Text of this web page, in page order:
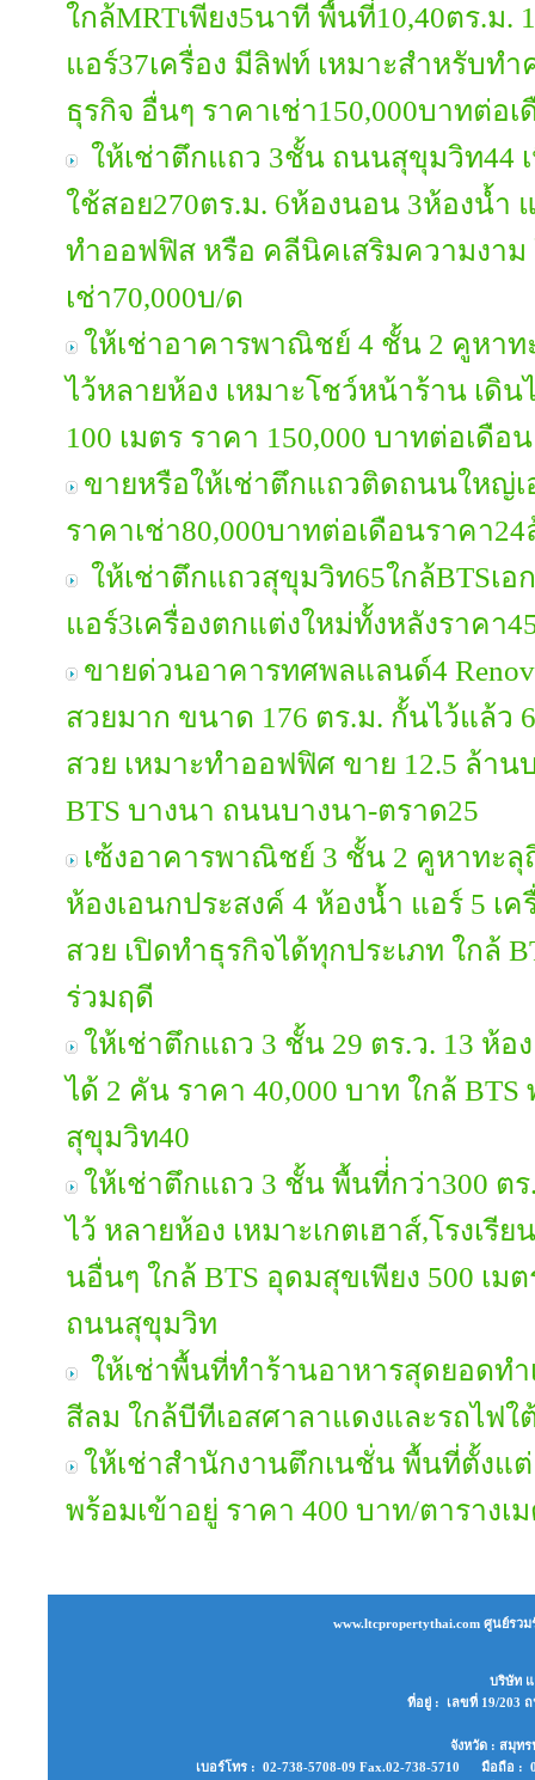
ใกล้MRTเพียง5นาที พื้นที่10,40ตร.ม.
แอร์37เครื่อง มีลิฟท์ เหมาะสำหรับท
ธุรกิจ อื่นๆ ราคาเช่า150,000บาทต่อเ
ให้เช่าตึกแถว 3ชั้น ถนนสุขุมวิท44
ใช้สอย270ตร.ม. 6ห้องนอน 3ห้องน้ำ
ทำออฟฟิส หรือ คลีนิคเสริมความงาม
เช่า70,000บ/ด
ให้เช่าอาคารพาณิชย์ 4 ชั้น 2 คูหา
ไว้หลายห้อง เหมาะโชว์หน้าร้าน เดิน
100 เมตร ราคา 150,000 บาทต่อเดื
ขายหรือให้เช่าตึกแถวติดถนนใหญ่
ราคาเช่า80,000บาทต่อเดือนราคา
ให้เช่าตึกแถวสุขุมวิท65ใกล้BTSเ
แอร์3เครื่องตกแต่งใหม่ทั้งหลังราคา
ขายด่วนอาคารทศพลแลนด์4
สวยมาก ขนาด 176 ตร.ม. กั้นไว้แล้ว
สวย เหมาะทำออฟฟิศ ขาย 12.5 ล้า
BTS บางนา ถนนบางนา-ตราด25
เซ้งอาคารพาณิชย์ 3 ชั้น 2 คูหาทะลุ
ห้องเอนกประสงค์ 4 ห้องน้ำ แอร์ 5 เ
สวย เปิดทำธุรกิจได้ทุกประเภท ใกล้
ร่วมฤดี
ให้เช่าตึกแถว 3 ชั้น 29 ตร.ว. 13 ห้อ
ได้ 2 คัน ราคา 40,000 บาท ใกล้
สุขุมวิท40
ให้เช่าตึกแถว 3 ชั้น พื้นที่่กว่า300 ต
ไว้ หลายห้อง เหมาะเกตเฮาส์,โรงเรี
นอื่นๆ ใกล้ BTS อุดมสุขเพียง 500 เม
ถนนสุขุมวิท
ให้เช่าพื้นที่ทำร้านอาหารสุดยอดทำ
สีลม ใกล้บีทีเอสศาลาแดงและรถไฟ
ให้เช่าสำนักงานตึกเนชั่น พื้นที่ตั้งแต่
พร้อมเข้าอยู่ ราคา 400 บาท/ตาราง
www.ltcpropertythai.com ศูนย์รว
บริษัท
ที่อยู่ : เลขที่ 19/203
จังหวัด : สมุท
เบอร์โทร : 02-738-5708-09 Fax.02-738-5710 มือถือ :